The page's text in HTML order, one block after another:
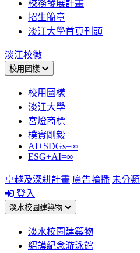
校務發展計畫
招生簡章
淡江大學首頁刊頭
淡江校徽
校用圖樣
校用圖樣
淡江大學
宮燈商標
樸實剛毅
AI+SDGs=∞
ESG+AI=∞
卓越及深耕計畫 廣告輪播 未分類
登入
淡水校園建築物
淡水校園建築物
紹謨紀念游泳館